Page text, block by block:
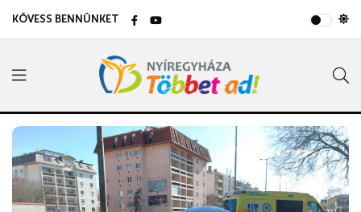
KÖVESS BENNÜNKET